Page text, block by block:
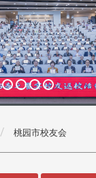
桃园市校友会